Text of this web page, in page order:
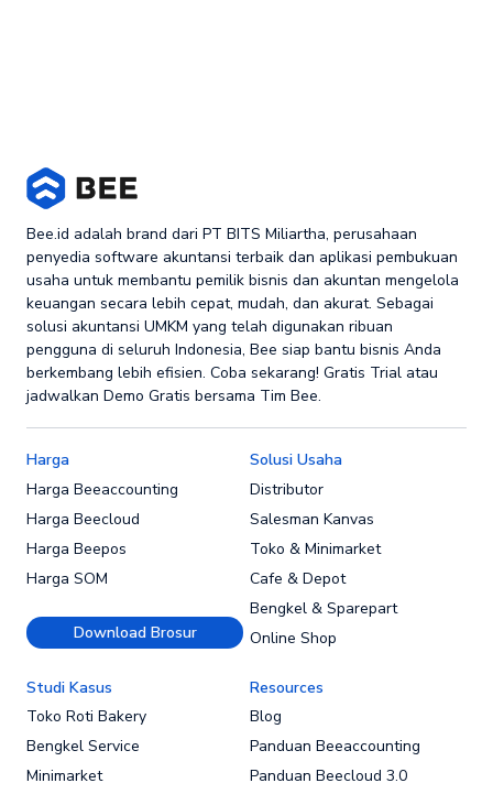
Bee.id adalah brand dari PT BITS Miliartha, perusahaan
penyedia software akuntansi terbaik dan aplikasi pembukuan
usaha untuk membantu pemilik bisnis dan akuntan mengelola
keuangan secara lebih cepat, mudah, dan akurat. Sebagai
solusi akuntansi UMKM yang telah digunakan ribuan
pengguna di seluruh Indonesia, Bee siap bantu bisnis Anda
berkembang lebih efisien. Coba sekarang! Gratis Trial atau
jadwalkan Demo Gratis bersama Tim Bee.
Harga
Harga Beeaccounting
Harga Beecloud
Harga Beepos
Harga SOM
Download Brosur
Solusi Usaha
Distributor
Salesman Kanvas
Toko & Minimarket
Cafe & Depot
Bengkel & Sparepart
Online Shop
Studi Kasus
Toko Roti Bakery
Bengkel Service
Minimarket
Resources
Blog
Panduan Beeaccounting
Panduan Beecloud 3.0